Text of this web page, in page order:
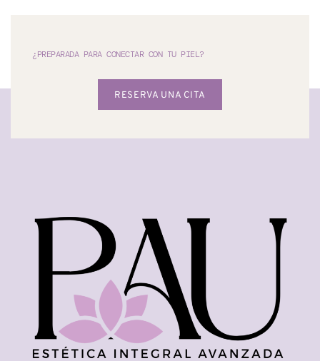
¿PREPARADA PARA CONECTAR CON TU PIEL?
RESERVA UNA CITA